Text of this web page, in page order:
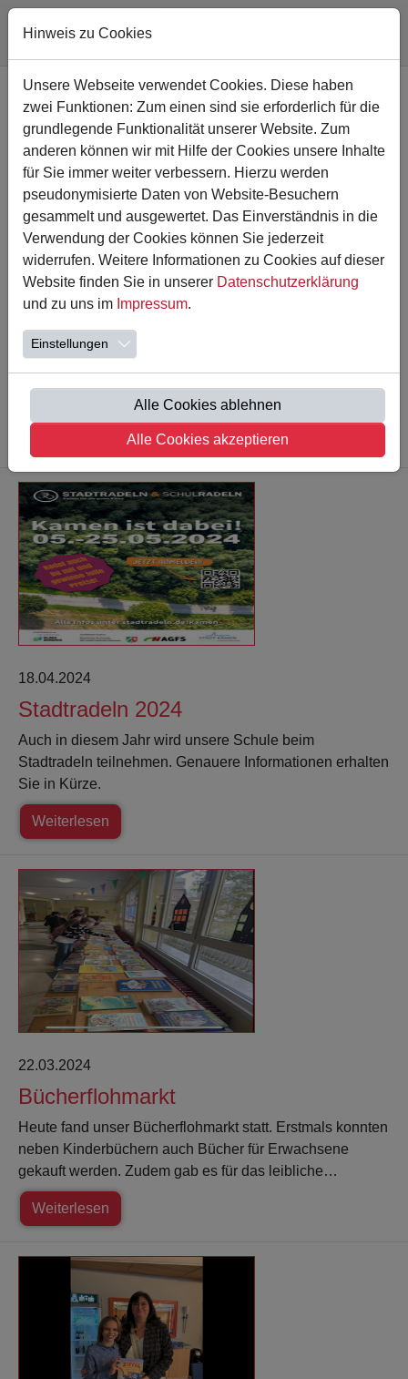
18.04.2024
Am 12.04. fand unser Sponsorenlauf statt. Nach einem
gemeinsamen Aufwärmprogramm liefen die Kinder bei
guten Wetterverhältnissen auf der 400m langen…
18.04.2024
Stadtradeln 2024
Auch in diesem Jahr wird unsere Schule beim
Stadtradeln teilnehmen. Genauere Informationen erhalten
Sie in Kürze.
Weiterlesen
22.03.2024
Bücherflohmarkt
Heute fand unser Bücherflohmarkt statt. Erstmals konnten
neben Kinderbüchern auch Bücher für Erwachsene
gekauft werden. Zudem gab es für das leibliche…
Weiterlesen
Hinweis zu Cookies
Unsere Webseite verwendet Cookies. Diese haben
zwei Funktionen: Zum einen sind sie erforderlich für die
grundlegende Funktionalität unserer Website. Zum
anderen können wir mit Hilfe der Cookies unsere Inhalte
für Sie immer weiter verbessern. Hierzu werden
pseudonymisierte Daten von Website-Besuchern
gesammelt und ausgewertet. Das Einverständnis in die
Verwendung der Cookies können Sie jederzeit
widerrufen. Weitere Informationen zu Cookies auf dieser
Website finden Sie in unserer Datenschutzerklärung
und zu uns im Impressum.
Einstellungen
Alle Cookies ablehnen
Alle Cookies akzeptieren